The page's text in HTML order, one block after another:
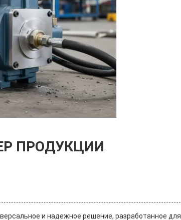
ПРОДУКЦИИ
и надежное решение, разработанное для